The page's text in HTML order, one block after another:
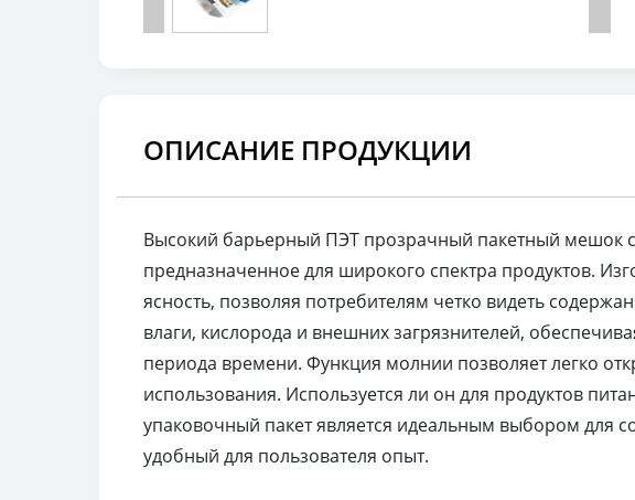
ОПИСАНИЕ ПРОДУКЦИИ
Высокий барьерный ПЭТ прозрачный пакетный мешок
предназначенное для широкого спектра продуктов.
ясность, позволяя потребителям четко видеть
влаги, кислорода и внешних загрязнителей,
периода времени. Функция молнии позволяет легко
использования. Используется ли он для продуктов
упаковочный пакет является идеальным выбором для
удобный для пользователя опыт.